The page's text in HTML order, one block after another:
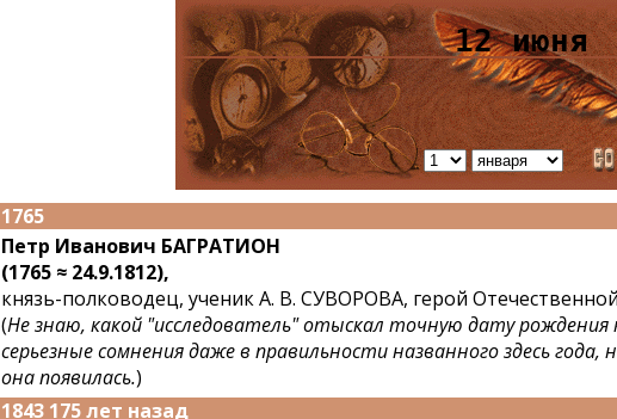
12 июня
1765
Петр Иванович БАГРАТИОН
(1765 ≈ 24.9.1812),
князь-полководец, ученик А. В. СУВОРОВА, герой
(Не знаю, какой "исследователь" отыскал точную дату рождения
серьезные сомнения даже в правильности названного здесь года,
она появилась.)
1843 175 лет назад